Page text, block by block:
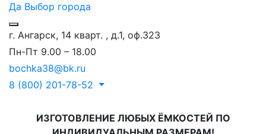
Да Выбор города
г. Ангарск, 14 кварт. , д.1, оф.323
Пн-Пт 9.00 – 18.00
bochka38@bk.ru
8 (800) 201-78-52
ИЗГОТОВЛЕНИЕ ЛЮБЫХ ЁМКОСТЕЙ ПО